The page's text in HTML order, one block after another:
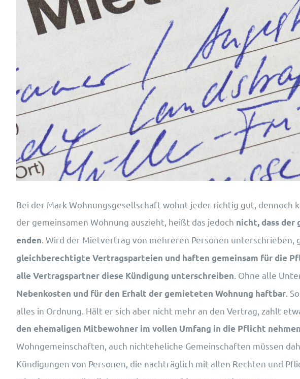
Bei der Mark Wohnungsgesellschaft wohnt jeder richtig gut, dennoch
der gemeinsamen Wohnung auszieht, heißt das jedoch nicht, dass
enden . Wird der Mietvertrag von mehreren Personen
gleichberechtigte Vertragsparteien und haften gemeinsam für die
alle Vertragspartner diese Kündigung unterschreiben . Ohne alle
Nebenkosten und für den Erhalt der gemieteten Wohnung haftbar .
alles in Ordnung. Hält er sich aber nicht mehr an den Vertrag, zahlt
den ehemaligen Mitbewohner im vollen Umfang in die Pflicht nehmen
Wohngemeinschaften, auch nichteheliche Gemeinschaften müssen
Kündigungen von Personen, die nachträglich mit allen Rechten und